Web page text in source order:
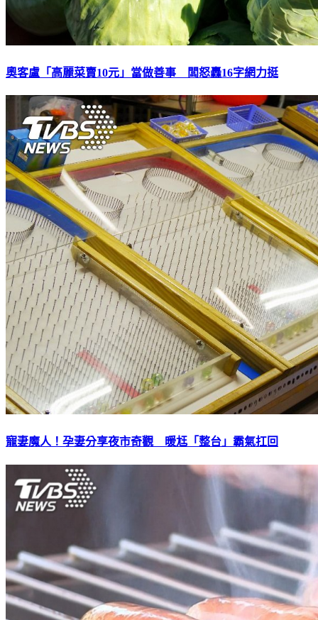
奧客盧「高麗菜賣10元」當做善事 闆怒轟16字網力挺
寵妻魔人！孕妻分享夜市奇觀 暖尪「整台」霸氣扛回